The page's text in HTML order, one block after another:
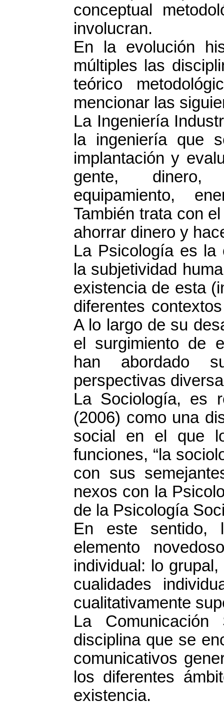
conceptual
involucran.
En la evolución
múltiples las
teórico
mencionar las
La Ingeniería
la ingeniería que
implantación y
gente, dinero,
equipamiento,
También trata con
ahorrar dinero y
La Psicología es la
la subjetividad
existencia de esta
diferentes
A lo largo de su
el surgimiento de
han abordado
perspectivas
La Sociología, es
(2006) como una
social en el que
funciones, “la
con sus
nexos con la
de la Psicología
En este sentido,
elemento
individual: lo
cualidades
cualitativamente
La
disciplina que se
comunicativos
los diferentes
existencia.